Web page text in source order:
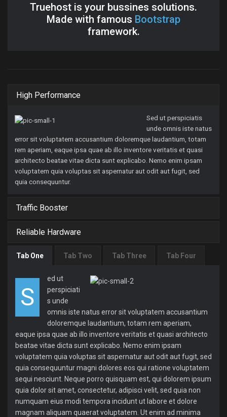
Truehost is your bussines solutions.
Made with famous Bootstrap
framework.
High Performance
Sed ut perspiciatis
unde omnis iste natus
error sit voluptatem accusantium doloremque laudantium, totam
rem aperiam, eaque ipsa quae ab illo inventore veritatis et quasi
architecto beatae vitae dicta sunt explicabo. Nemo enim ipsam
voluptatem quia voluptas sit aspernatur aut odit aut fugit, sed
quia consequuntur.
Traffic Booster
Reliable Hardware
Tab One Tab Two Tab Three Tab Four
S
ed ut
perspiciati
s unde
omnis iste natus error sit voluptatem accusantium
doloremque laudantium, totam rem aperiam,
eaque ipsa quae ab illo inventore veritatis et quasi architecto
beatae vitae dicta sunt explicabo. Nemo enim ipsam
voluptatem quia voluptas sit aspernatur aut odit aut fugit, sed
quia consequuntur magni dolores eos qui ratione voluptatem
sequi nesciunt. Neque porro quisquam est, qui dolorem ipsum
quia dolor sit amet, consectetur, adipisci velit, sed quia non
numquam eius modi tempora incidunt ut labore et dolore
magnam aliquam quaerat voluptatem. Ut enim ad minima